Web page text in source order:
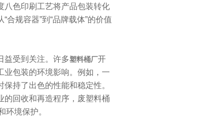
八色印刷工艺将产品包装转化
规容器”到“品牌载体”的价值
益受到关注。许多塑料桶厂开
业包装的环境影响。例如，一
持了出色的性能和稳定性。
的回收和再造程序，废塑料桶
环境保护。